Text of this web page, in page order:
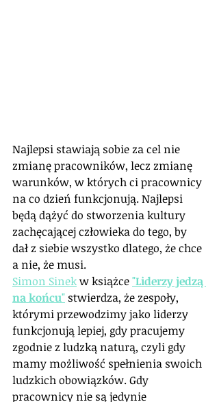
Najlepsi stawiają sobie za cel nie
zmianę pracowników, lecz zmianę
warunków, w których ci pracownicy
na co dzień funkcjonują. Najlepsi
będą dążyć do stworzenia kultury
zachęcającej człowieka do tego, by
dał z siebie wszystko dlatego, że chce
a nie, że musi.
Simon Sinek w książce"Liderzy jedzą
na końcu" stwierdza, że zespoły,
którymi przewodzimy jako liderzy
funkcjonują lepiej, gdy pracujemy
zgodnie z ludzką naturą, czyli gdy
mamy możliwość spełnienia swoich
ludzkich obowiązków. Gdy
pracownicy nie są jedynie